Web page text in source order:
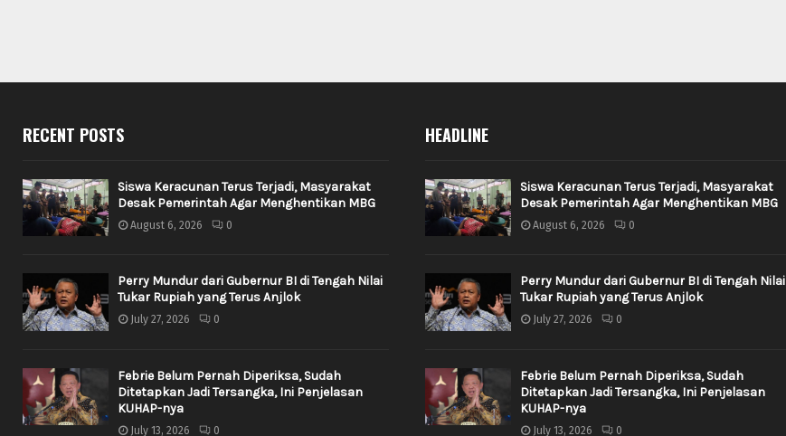
RECENT POSTS
Siswa Keracunan Terus Terjadi, Masyarakat
Desak Pemerintah Agar Menghentikan MBG
August 6, 2026 0
Perry Mundur dari Gubernur BI di Tengah Nilai
Tukar Rupiah yang Terus Anjlok
July 27, 2026 0
Febrie Belum Pernah Diperiksa, Sudah
Ditetapkan Jadi Tersangka, Ini Penjelasan
KUHAP-nya
July 13, 2026 0
HEADLINE
Siswa Keracunan Terus Terjadi, Masyarakat
Desak Pemerintah Agar Menghentikan MBG
August 6, 2026 0
Perry Mundur dari Gubernur BI di Tengah Nilai
Tukar Rupiah yang Terus Anjlok
July 27, 2026 0
Febrie Belum Pernah Diperiksa, Sudah
Ditetapkan Jadi Tersangka, Ini Penjelasan
KUHAP-nya
July 13, 2026 0